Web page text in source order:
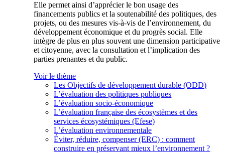
Elle permet ainsi d’apprécier le bon usage des
financements publics et la soutenabilité des politiques, des
projets, ou des mesures vis-à-vis de l’environnement, du
développement économique et du progrès social. Elle
intègre de plus en plus souvent une dimension participative
et citoyenne, avec la consultation et l’implication des
parties prenantes et du public.
Voir le thème
Les Objectifs de développement durable (ODD)
L’évaluation des politiques publiques
L’évaluation socio-économique
L’évaluation française des écosystèmes et des
services écosystémiques (Efese)
L’évaluation environnementale
Éviter, réduire, compenser (ERC) : comment
construire en préservant mieux l’environnement ?